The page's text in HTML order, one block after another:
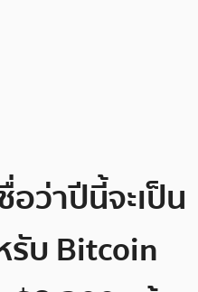
อว่าปีนี้จะเป็น
บ Bitcoin